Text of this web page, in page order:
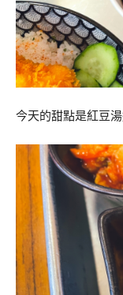
今天的甜點是紅豆